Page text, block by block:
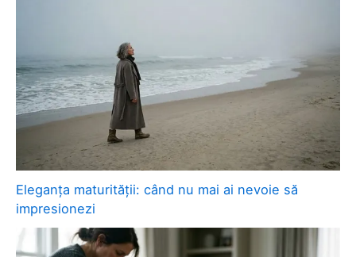
Eleganța maturității: când nu mai ai nevoie să
impresionezi